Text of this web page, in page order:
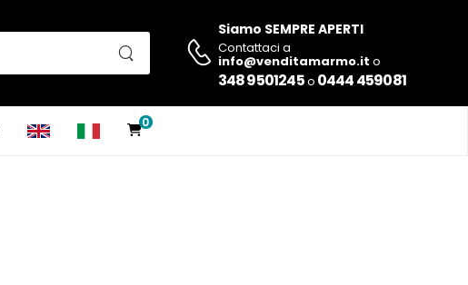
Siamo SEMPRE APERTI
Contattaci a
info@venditamarmo.it o
348 9501245o 0444 459081
0